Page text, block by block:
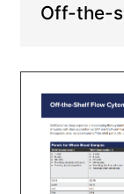
Off-the-